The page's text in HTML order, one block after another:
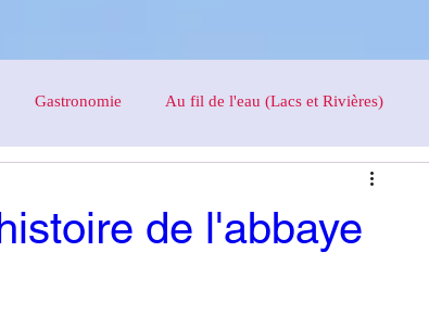
Gastronomie Au fil de l'eau (Lacs et Rivières)
de l'abbaye